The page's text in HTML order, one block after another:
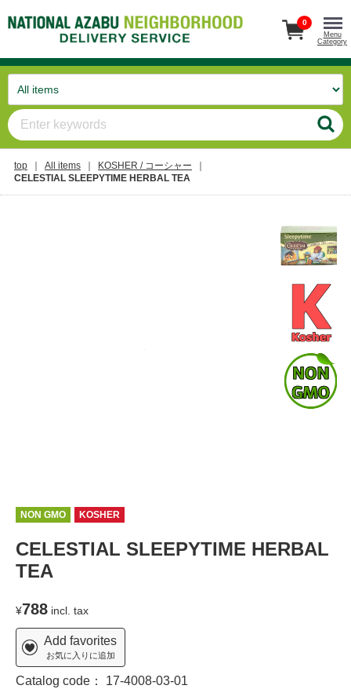
0
Menu
Category
top All items
KOSHER / コーシャー
CELESTIAL SLEEPYTIME HERBAL TEA
NON GMO KOSHER
CELESTIAL SLEEPYTIME HERBAL
TEA
¥788 incl. tax
Add favorites
お気に入りに追加
Catalog code： 17-4008-03-01